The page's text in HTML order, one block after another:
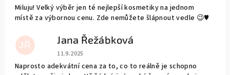
Miluju! Velký výběr jen té nejlepší kosmetiky na jednom
místě za výbornou cenu. Zde nemůžete šlápnout vedle 😉♥️
JŘ Jana Řežábková
Hodnocení obchodu je 5 z 5 hvězdiček.
11.9.2025
Naprosto adekvátní cena za to, co to reálně je schopno